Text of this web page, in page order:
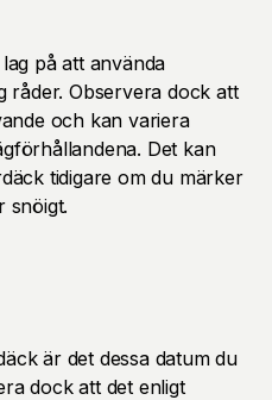
på att använda
råder. Observera dock att
och kan variera
Det kan
tidigare om du märker
snöigt.
är det dessa datum du
dock att det enligt